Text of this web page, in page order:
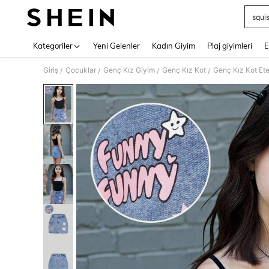
Kategoriler Yeni Gelenler Kadın Giyim Plaj giyimleri
Giriş / Çocuklar / Genç Kız Giyim / Genç Kız Kot / Genç Kız Kot